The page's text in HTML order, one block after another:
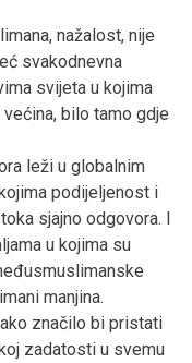
nažalost, nije
svakodnevna
svijeta u kojima
bilo tamo gdje
leži u globalnim
podijeljenost i
sjajno odgovora. I
u kojima su
manjina.
značilo bi pristati
zadatosti u svemu